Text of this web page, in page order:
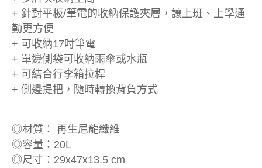
+ 針對平板/筆電的收納保護夾層，讓上班、上學通
勤更方便
+ 可收納17吋筆電
+ 單邊側袋可收納雨傘或水瓶
+ 可結合行李箱拉桿
+ 側邊提把，隨時轉換背負方式
◎材質： 再生尼龍纖維
◎容量：20L
◎尺寸：29x47x13.5 cm